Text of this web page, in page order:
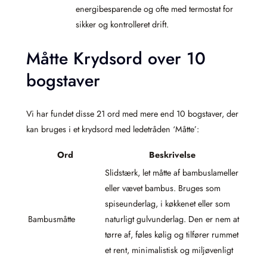
energibesparende og ofte med termostat for
sikker og kontrolleret drift.
Måtte Krydsord over 10
bogstaver
Vi har fundet disse 21 ord med mere end 10 bogstaver, der
kan bruges i et krydsord med ledetråden ‘Måtte’:
Ord Beskrivelse
Bambusmåtte
Slidstærk, let måtte af bambuslameller
eller vævet bambus. Bruges som
spiseunderlag, i køkkenet eller som
naturligt gulvunderlag. Den er nem at
tørre af, føles kølig og tilfører rummet
et rent, minimalistisk og miljøvenligt